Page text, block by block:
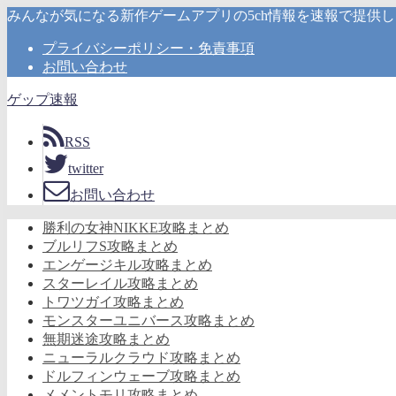
みんなが気になる新作ゲームアプリの5ch情報を速報で提供
プライバシーポリシー・免責事項
お問い合わせ
ゲップ速報
RSS
twitter
お問い合わせ
勝利の女神NIKKE攻略まとめ
ブルリフS攻略まとめ
エンゲージキル攻略まとめ
スターレイル攻略まとめ
トワツガイ攻略まとめ
モンスターユニバース攻略まとめ
無期迷途攻略まとめ
ニューラルクラウド攻略まとめ
ドルフィンウェーブ攻略まとめ